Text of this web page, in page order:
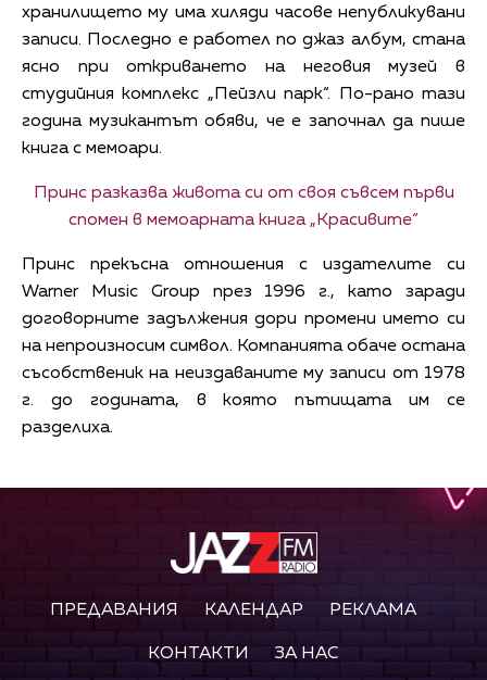
хранилището му има хиляди часове непубликувани
записи. Последно е работел по джаз албум, стана
ясно при откриването на неговия музей в
студийния комплекс „Пейзли парк“. По-рано тази
година музикантът обяви, че е започнал да пише
книга с мемоари.
Принс разказва живота си от своя съвсем първи
спомен в мемоарната книга „Красивите“
Принс прекъсна отношения с издателите си
Warner Music Group през 1996 г., като заради
договорните задължения дори промени името си
на непроизносим символ. Компанията обаче остана
съсобственик на неиздаваните му записи от 1978
г. до годината, в която пътищата им се
разделиха.
ПРЕДАВАНИЯ КАЛЕНДАР РЕКЛАМА
КОНТАКТИ ЗА НАС